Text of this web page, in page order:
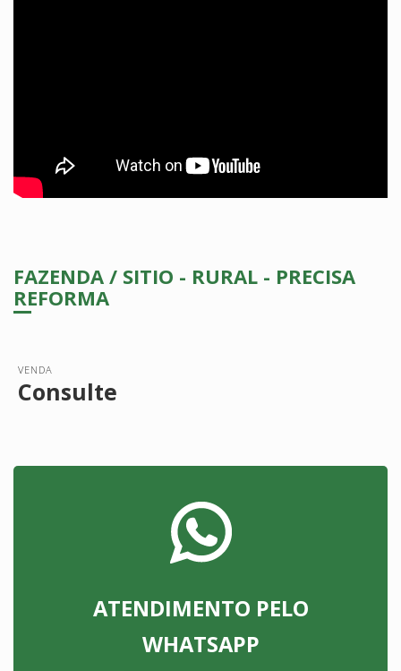
FAZENDA / SITIO - RURAL - PRECISA
REFORMA
VENDA
Consulte
ATENDIMENTO PELO
WHATSAPP